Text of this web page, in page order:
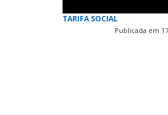
TARIFA SOCIAL
Publicada em